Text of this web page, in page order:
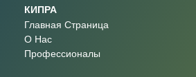
КИПРА
Главная Страница
О Нас
Профессионалы